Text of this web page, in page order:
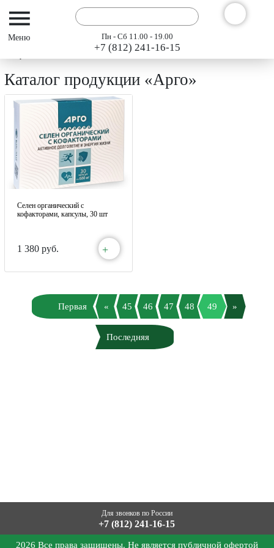
Пн - Сб 11.00 - 19.00
+7 (812) 241-16-15
Каталог
Каталог продукции «Арго»
Селен органический с
кофакторами, капсулы, 30 шт
1 380 руб. +
Первая « 45 46 47 48 49 »
Последняя
Для звонков по России
+7 (812) 241-16-15
2026 Все права защищены. Не является публичной офертой